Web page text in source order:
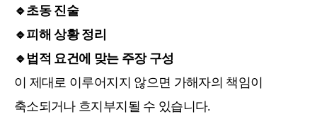
🔹초동 진술
🔹피해 상황 정리
🔹 법적 요건에 맞는 주장 구성
이 제대로 이루어지지 않으면 가해자의 책임이
축소되거나 흐지부지될 수 있습니다.